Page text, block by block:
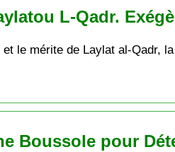
L-Qadr.
le mérite de Laylat al-Qadr,
Boussole pour